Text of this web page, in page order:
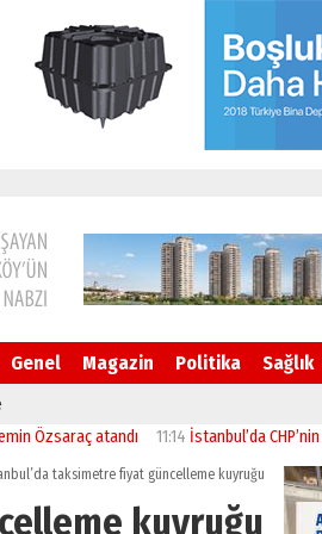
Genel Magazin Politika Sağlık
atandı 11:14İstanbul’da CHP’nin 23 İlçe
taksimetre fiyat güncelleme kuyruğu
kuyruğu